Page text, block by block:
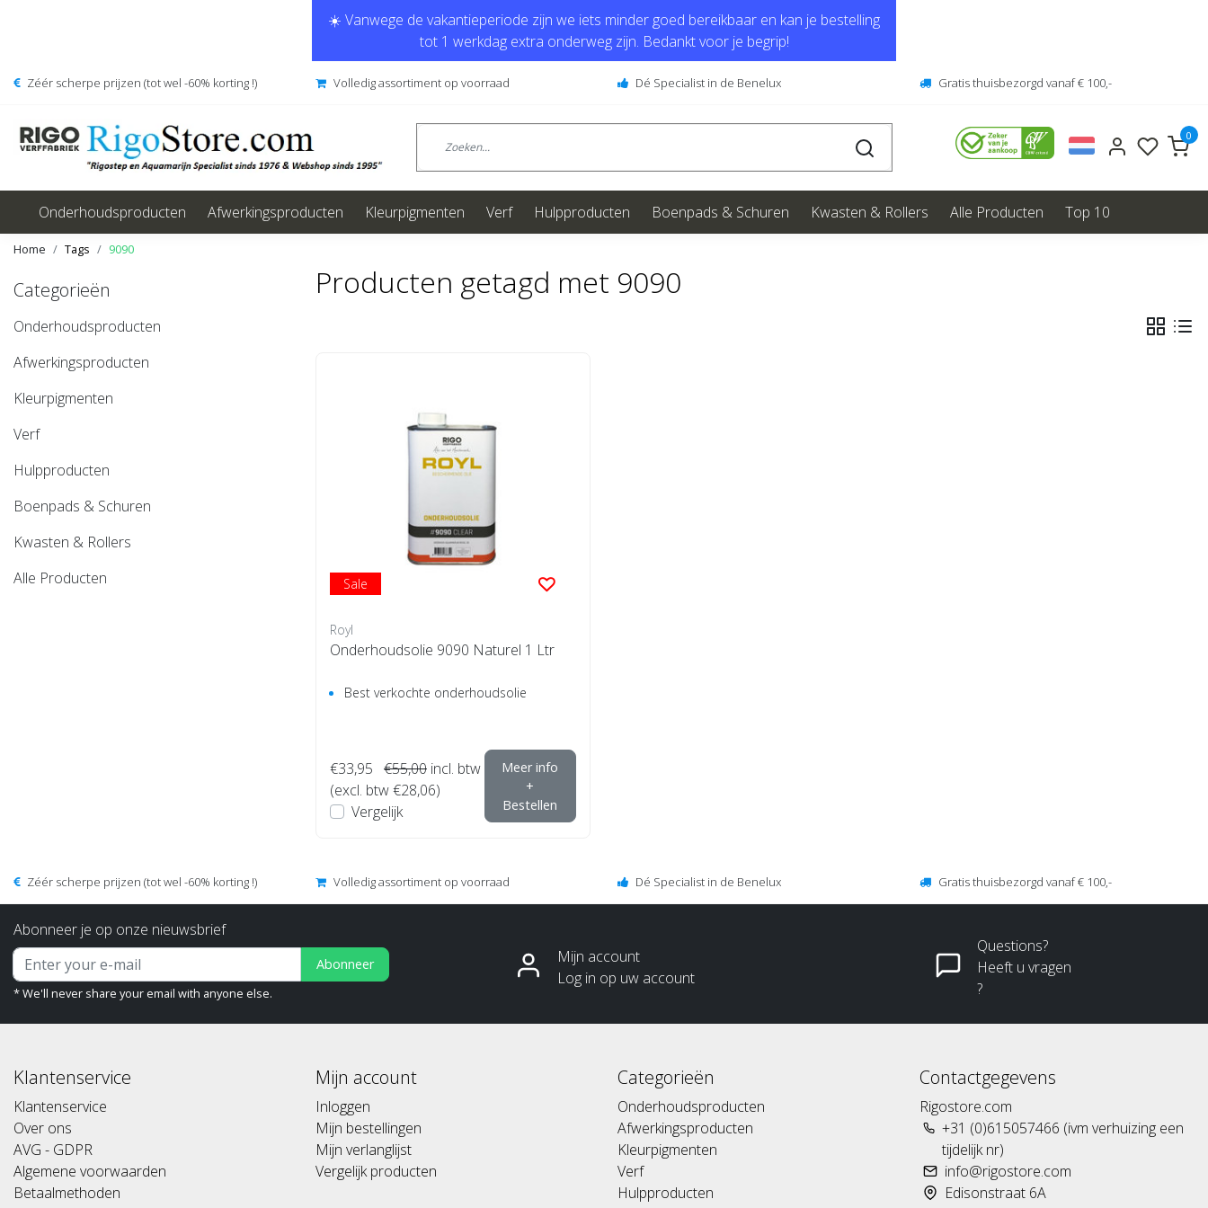
☀️ Vanwege de vakantieperiode zijn we iets minder goed bereikbaar en kan je bestelling
tot 1 werkdag extra onderweg zijn. Bedankt voor je begrip!
Zéér scherpe prijzen (tot wel -60% korting !) Volledig assortiment op voorraad Dé Specialist in de Benelux Gratis thuisbezorgd vanaf € 100,-
0
Onderhoudsproducten Afwerkingsproducten Kleurpigmenten Verf Hulpproducten Boenpads & Schuren Kwasten & Rollers Alle Producten Top 10
Home Tags 9090
Categorieën
Onderhoudsproducten
Afwerkingsproducten
Kleurpigmenten
Verf
Hulpproducten
Boenpads & Schuren
Kwasten & Rollers
Alle Producten
Producten getagd met 9090
Sale
Royl
Onderhoudsolie 9090 Naturel 1 Ltr
Best verkochte onderhoudsolie
€33,95 €55,00 incl. btw
(excl. btw €28,06)
Vergelijk
Meer info
+
Bestellen
Zéér scherpe prijzen (tot wel -60% korting !) Volledig assortiment op voorraad Dé Specialist in de Benelux Gratis thuisbezorgd vanaf € 100,-
Abonneer je op onze nieuwsbrief
Abonneer
* We'll never share your email with anyone else.
Mijn account
Log in op uw account
Questions?
Heeft u vragen
?
Klantenservice
Klantenservice
Over ons
AVG - GDPR
Algemene voorwaarden
Betaalmethoden
Mijn account
Inloggen
Mijn bestellingen
Mijn verlanglijst
Vergelijk producten
Categorieën
Onderhoudsproducten
Afwerkingsproducten
Kleurpigmenten
Verf
Hulpproducten
Contactgegevens
Rigostore.com
+31 (0)615057466 (ivm verhuizing een
tijdelijk nr)
info@rigostore.com
Edisonstraat 6A